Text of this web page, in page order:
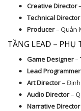
Creative Director
Technical Director
Producer– Quản
TẦNG LEAD – PHỤ
Game Designer–
Lead Programmer
Art Director– Định
Audio Director–
Narrative Director